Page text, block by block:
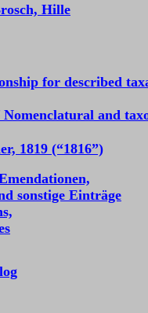
Hille
for described
and
1819 (“1816”)
sonstige Einträge